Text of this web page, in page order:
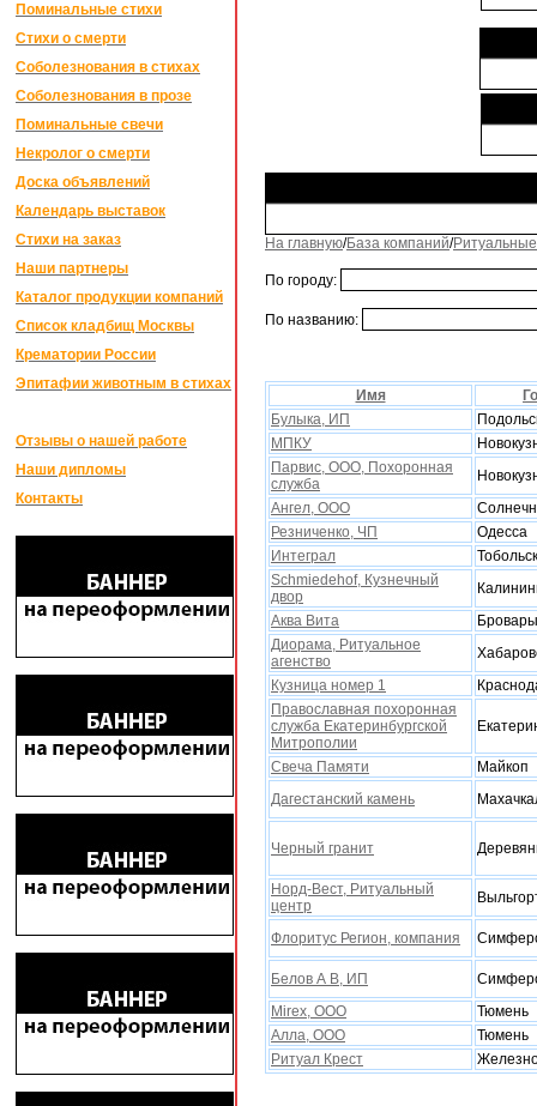
Поминальные стихи
Стихи о смерти
Соболезнования в стихах
Соболезнования в прозе
Поминальные свечи
Некролог о смерти
Доска объявлений
Календарь выставок
Стихи на заказ
Наши партнеры
Каталог продукции компаний
Список кладбищ Москвы
Крематории России
Эпитафии животным в стихах
Отзывы о нашей работе
Наши дипломы
Контакты
На главную/База компаний/
По городу:
По названию:
Имя
Булыка, ИП
МПКУ
Парвис, ООО, Поxоронная
служба
Ангел, ООО
Резниченко, ЧП
Одесса
Интеграл
Тобольск
Schmiedehof, Кузнечный
двор
Аква Вита
Бровары
Диорама, Ритуальное
агенство
Кузница номер 1
Православная похоронная
служба Екатеринбургской
Митрополии
Свеча Памяти
Майкоп
Дагестанский камень
Черный гранит
Норд-Вест, Ритуальный
центр
Флоритус Регион, компания
Белов А В, ИП
Mirex, ООО
Тюмень
Алла, ООО
Тюмень
Ритуал Крест